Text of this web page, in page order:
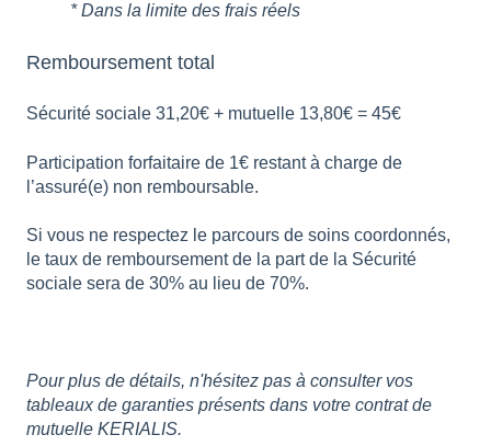
* Dans la limite des frais réels
Remboursement total
Sécurité sociale 31,20€ + mutuelle 13,80€ = 45€
Participation forfaitaire de 1€ restant à charge de
l’assuré(e) non remboursable.
Si vous ne respectez le parcours de soins coordonnés,
le taux de remboursement de la part de la Sécurité
sociale sera de 30% au lieu de 70%.
Pour plus de détails, n'hésitez pas à consulter vos
tableaux de garanties présents dans votre contrat de
mutuelle KERIALIS.